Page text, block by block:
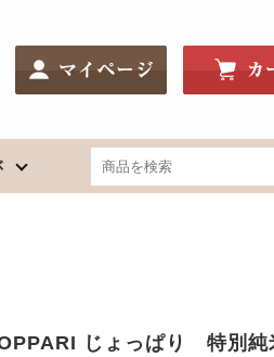
豊明（埼玉）
じょっぱり 特別